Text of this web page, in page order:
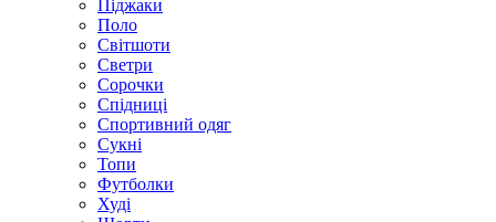
Піджаки
Поло
Світшоти
Светри
Сорочки
Спідниці
Спортивний одяг
Сукні
Топи
Футболки
Худі